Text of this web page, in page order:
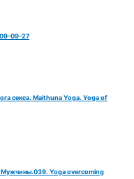
09-27
секса. Maithuna Yoga. Yoga of
Yoga overcoming